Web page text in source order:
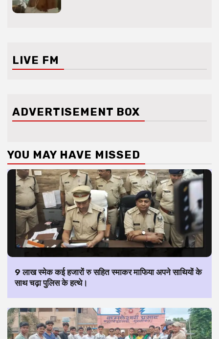
LIVE FM
ADVERTISEMENT BOX
YOU MAY HAVE MISSED
9 लाख स्मेक कई हजारों रु सहित स्माकर माफिया अपने साथियों के
साथ चढ़ा पुलिस के हत्थे।